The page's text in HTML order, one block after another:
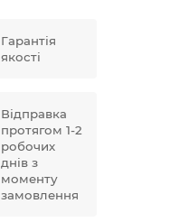
Гарантія
якості
Відправка
протягом 1-2
робочих
днів з
моменту
замовлення